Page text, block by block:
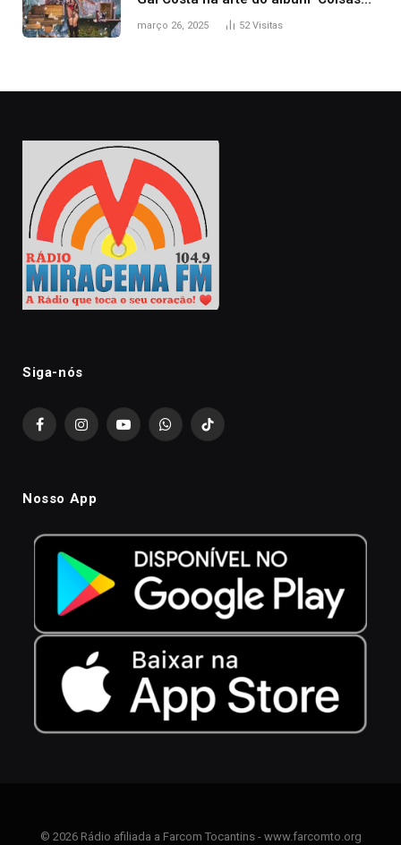
naturais’
março 26, 2025 52Visitas
Siga-nós
FacebookInstagramYouTubeWhatsAppTikTok
Nosso App
© 2026 Rádio afiliada a Farcom Tocantins - www.farcomto.org